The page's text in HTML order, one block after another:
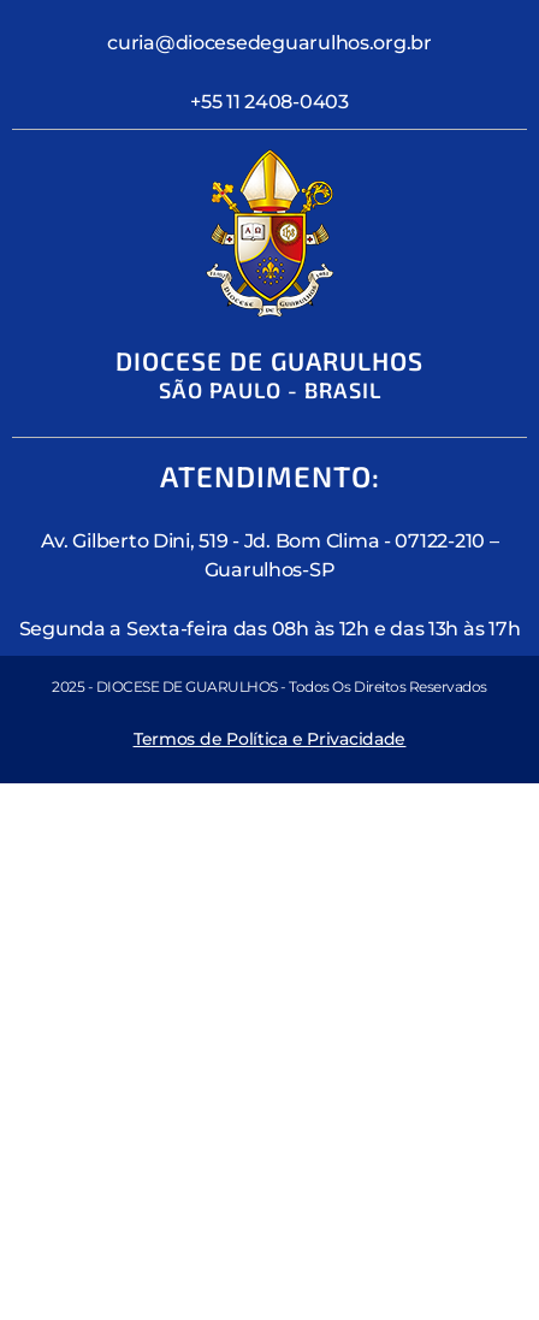
curia@diocesedeguarulhos.org.br
+55 11 2408-0403
DIOCESE DE GUARULHOS
SÃO PAULO - BRASIL
ATENDIMENTO:
Av. Gilberto Dini, 519 - Jd. Bom Clima - 07122-210 –
Guarulhos-SP
Segunda a Sexta-feira das 08h às 12h e das 13h às 17h
2025 - DIOCESE DE GUARULHOS - Todos Os Direitos Reservados
Termos de Política e Privacidade